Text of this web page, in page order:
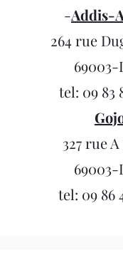
-Addis-
264 rue
69003-
tel: 09 83
327 rue
69003-
tel: 09 86